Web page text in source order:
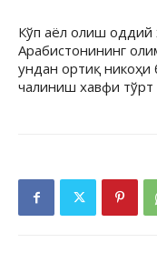
Кўп аёл олиш оддий
Арабистонининг
ундан ортиқ никоҳи
чалиниш хавфи